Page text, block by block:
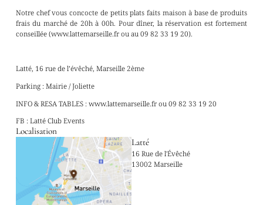
Notre chef vous concocte de petits plats faits maison à base de produits
frais du marché de 20h à 00h. Pour dîner, la réservation est fortement
conseillée (www.lattemarseille.fr ou au 09 82 33 19 20).
Latté, 16 rue de l’évêché, Marseille 2ème
Parking : Mairie / Joliette
INFO & RESA TABLES : www.lattemarseille.fr ou 09 82 33 19 20
FB : Latté Club Events
Localisation
Latté
16 Rue de l'Évêché
13002 Marseille